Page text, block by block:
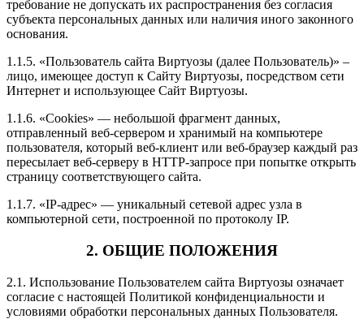
требование не допускать их распространения без согласия
субъекта персональных данных или наличия иного законного
основания.
1.1.5. «Пользователь сайта Виртуозы (далее Пользователь)» –
лицо, имеющее доступ к Сайту Виртуозы, посредством сети
Интернет и использующее Сайт Виртуозы.
1.1.6. «Cookies» — небольшой фрагмент данных,
отправленный веб-сервером и хранимый на компьютере
пользователя, который веб-клиент или веб-браузер каждый раз
пересылает веб-серверу в HTTP-запросе при попытке открыть
страницу соответствующего сайта.
1.1.7. «IP-адрес» — уникальный сетевой адрес узла в
компьютерной сети, построенной по протоколу IP.
2. ОБЩИЕ ПОЛОЖЕНИЯ
2.1. Использование Пользователем сайта Виртуозы означает
согласие с настоящей Политикой конфиденциальности и
условиями обработки персональных данных Пользователя.